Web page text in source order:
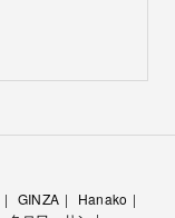
GINZA
Hanako